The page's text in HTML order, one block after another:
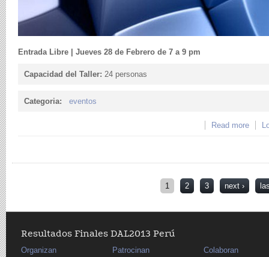
Entrada Libre | Jueves 28 de Febrero de 7 a 9 pm
Capacidad del Taller: 24 personas
Categoria: eventos
Read more
1 2 3 next ›
Resultados Finales DAL2013 Perú
Organizan
Patrocinan
Colaboran